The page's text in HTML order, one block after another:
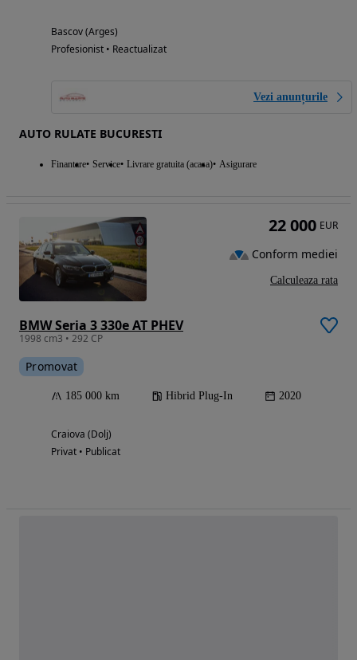
Bascov (Arges)
Profesionist • Reactualizat
Vezi anunțurile
AUTO RULATE BUCURESTI
Finantare Service Livrare gratuita (acasa) Asigurare
BMW Seria 3 330e AT PHEV
1998 cm3 • 292 CP
Promovat
185 000 km Hibrid Plug-In 2020
Craiova (Dolj)
Privat • Publicat
22 000 EUR
Conform mediei
Calculeaza rata